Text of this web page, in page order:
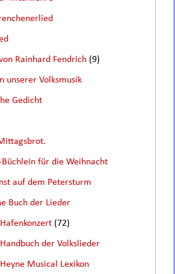
Rainhard Fendrich (9)
unserer Volksmusik
Gedicht
Büchlein für die Weihnacht
auf dem Petersturm
Buch der Lieder
(72)
der Volkslieder
Musical Lexikon